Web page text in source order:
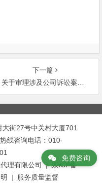
下一篇
关于审理涉及公司诉讼案件若干问题的处理意见(三)
街27号中关村大厦701
线咨询电话：010-
理有限公司 | 京ICP备
| 服务质量监督
免费咨询